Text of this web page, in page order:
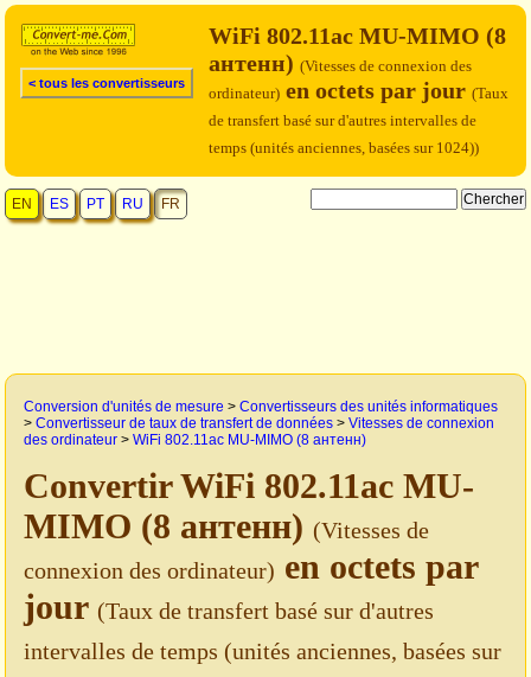
< tous les convertisseurs
WiFi 802.11ac MU-MIMO (8
антенн) (Vitesses de connexion des
ordinateur) en octets par jour (Taux
de transfert basé sur d'autres intervalles de
temps (unités anciennes, basées sur 1024))
EN ES PT RU FR
Conversion d'unités de mesure > Convertisseurs des unités informatiques
> Convertisseur de taux de transfert de données > Vitesses de connexion
des ordinateur > WiFi 802.11ac MU-MIMO (8 антенн)
Convertir WiFi 802.11ac MU-
MIMO (8 антенн) (Vitesses de
connexion des ordinateur) en octets par
jour (Taux de transfert basé sur d'autres
intervalles de temps (unités anciennes, basées sur